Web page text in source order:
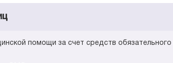
помощи за счет средств